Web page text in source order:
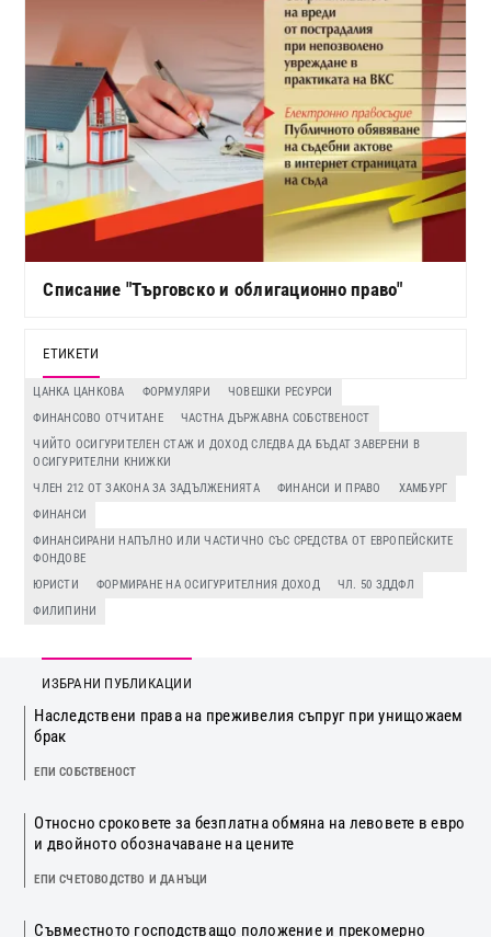
Списание "Търговско и облигационно право"
ЕТИКЕТИ
ЦАНКА ЦАНКОВА ФОРМУЛЯРИ
ЧОВЕШКИ РЕСУРСИ
ФИНАНСОВО ОТЧИТАНЕ
ЧАСТНА ДЪРЖАВНА СОБСТВЕНОСТ
ЧИЙТО ОСИГУРИТЕЛЕН СТАЖ И ДОХОД СЛЕДВА ДА БЪДАТ ЗАВЕРЕНИ В
ОСИГУРИТЕЛНИ КНИЖКИ
ЧЛЕН 212 ОТ ЗАКОНА ЗА ЗАДЪЛЖЕНИЯТА
ФИНАНСИ И ПРАВО
ХАМБУРГ
ФИНАНСИ
ФИНАНСИРАНИ НАПЪЛНО ИЛИ ЧАСТИЧНО СЪС СРЕДСТВА ОТ ЕВРОПЕЙСКИТЕ
ФОНДОВЕ
ЮРИСТИ
ФОРМИРАНЕ НА ОСИГУРИТЕЛНИЯ ДОХОД
ЧЛ. 50 ЗДДФЛ
ФИЛИПИНИ
ИЗБРАНИ ПУБЛИКАЦИИ
Наследствени права на преживелия съпруг при унищожаем
брак
ЕПИ СОБСТВЕНОСТ
Относно сроковете за безплатна обмяна на левовете в евро
и двойното обозначаване на цените
ЕПИ СЧЕТОВОДСТВО И ДАНЪЦИ
Съвместното господстващо положение и прекомерно